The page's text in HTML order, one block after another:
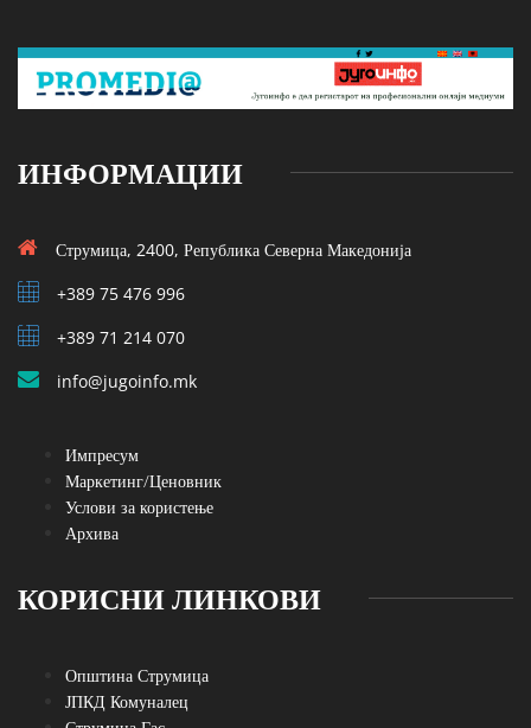
ИНФОРМАЦИИ
Струмица, 2400, Република Северна Македонија
+389 75 476 996
+389 71 214 070
info@jugoinfo.mk
Импресум
Маркетинг/Ценовник
Услови за користење
Архива
КОРИСНИ ЛИНКОВИ
Општина Струмица
ЈПКД Комуналец